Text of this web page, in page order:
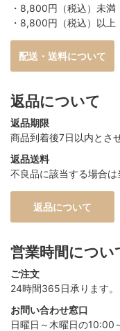
・8,800円（税込）未
・8,800円（税込）以上
配送・送料について
返品について
返品期限
商品到着後7日以内とさ
返品送料
不良品に該当する場合は
返品について
営業時間につい
ご注文
24時間365日承ります。
お問い合わせ窓口
日曜日～木曜日の10:00